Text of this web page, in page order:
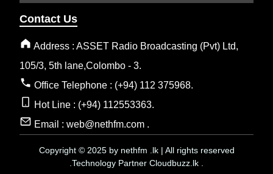
Contact Us
Address : ASSET Radio Broadcasting (Pvt) Ltd,
105/3, 5th lane,Colombo - 3.
Office Telephone : (+94) 112 375968.
Hot Line : (+94) 112553363.
Email : web@nethfm.com .
Copyright © 2025 by nethfm .lk | All rights reserved
.Technology Partner Cloudbuzz.lk .